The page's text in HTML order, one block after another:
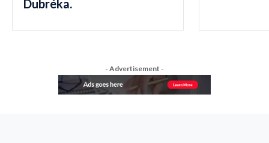
Dubréka.
- Advertisement -